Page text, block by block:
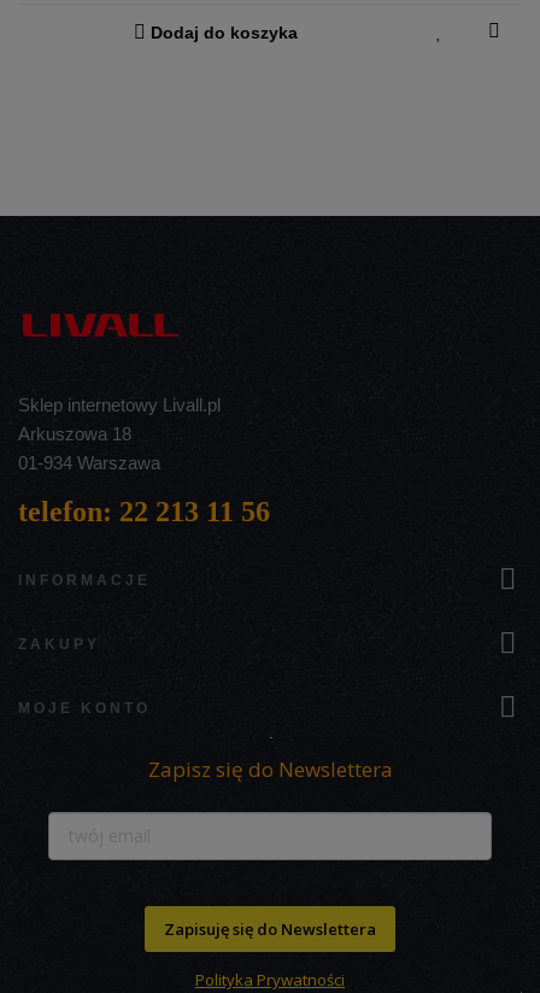
Dodaj do koszyka
Sklep internetowy Livall.pl
Arkuszowa 18
01-934 Warszawa
telefon: 22 213 11 56
INFORMACJE 
ZAKUPY 
MOJE KONTO 
Zapisz się do Newslettera
Zapisuję się do Newslettera
Polityka Prywatności